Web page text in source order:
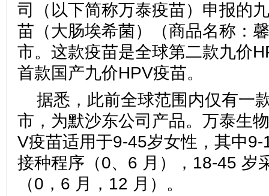
司（以下简称万泰疫苗）申报的
苗（大肠埃希菌）（商品名称：
市。这款疫苗是全球第二款九价
首款国产九价HPV疫苗。
据悉，此前全球范围内仅有一
市，为默沙东公司产品。万泰生
V疫苗适用于9-45岁女性，其中
接种程序（0、6 月），18-45 岁
（0，6 月，12 月）。